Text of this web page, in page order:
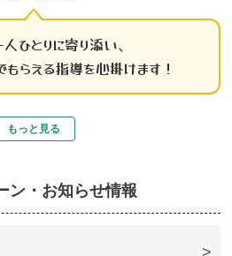
ひとりに寄り添い、
もらえる指導を心掛けます！
もっと見る
ン・お知らせ情報